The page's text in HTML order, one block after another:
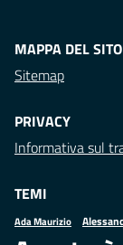
MAPPA DEL SITO
Sitemap
PRIVACY
Informativa sul
TEMI
Ada Maurizio